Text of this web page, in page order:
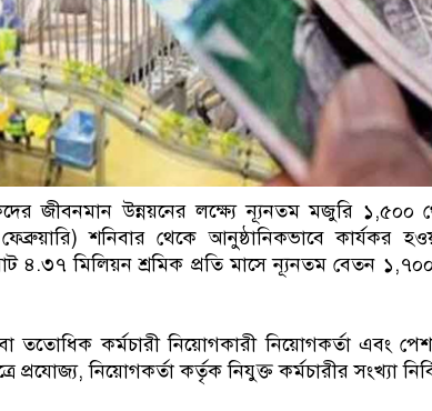
জীবনমান উন্নয়নের লক্ষ্যে ন্যূনতম মজুরি ১,৫০০
শনিবার থেকে আনুষ্ঠানিকভাবে কার্যকর
৪.৩৭ মিলিয়ন শ্রমিক প্রতি মাসে ন্যূনতম বেতন ১,৭০০
ততোধিক কর্মচারী নিয়োগকারী নিয়োগকর্তা এবং
প্রযোজ্য, নিয়োগকর্তা কর্তৃক নিযুক্ত কর্মচারীর সংখ্যা